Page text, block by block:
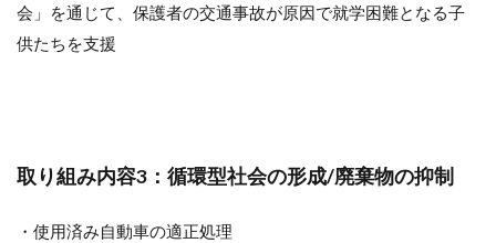
会」を通じて、保護者の交通事故が原因で就学困難となる子
供たちを支援
取り組み内容3：循環型社会の形成/廃棄物の抑制
・使用済み自動車の適正処理